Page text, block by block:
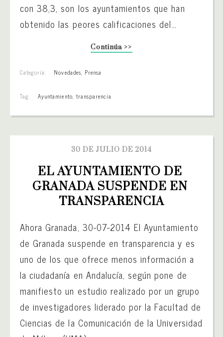
con 38,3, son los ayuntamientos que han
obtenido las peores calificaciones del…
Continúa >>
Categoría: Novedades, Prensa
Tag: Ayuntamiento, transparencia
30 DE JULIO DE 2014
EL AYUNTAMIENTO DE
GRANADA SUSPENDE EN
TRANSPARENCIA
Ahora Granada, 30-07-2014 El Ayuntamiento
de Granada suspende en transparencia y es
uno de los que ofrece menos información a
la ciudadanía en Andalucía, según pone de
manifiesto un estudio realizado por un grupo
de investigadores liderado por la Facultad de
Ciencias de la Comunicación de la Universidad